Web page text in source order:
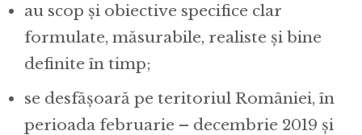
au scop și obiective specifice clar
formulate, măsurabile, realiste și bine
definite în timp;
se desfășoară pe teritoriul României, în
perioada februarie – decembrie 2019 și